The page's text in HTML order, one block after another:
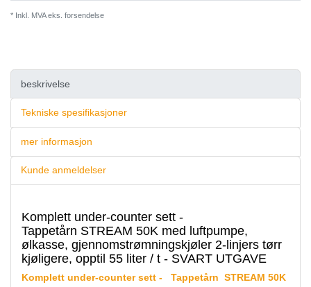
* Inkl. MVA eks. forsendelse
beskrivelse
Tekniske spesifikasjoner
mer informasjon
Kunde anmeldelser
Komplett under-counter sett -
Tappetårn STREAM 50K med luftpumpe,
ølkasse, gjennomstrømningskjøler 2-linjers tørr
kjøligere, opptil 55 liter / t - SVART UTGAVE
Komplett under-counter sett - Tappetårn STREAM 50K